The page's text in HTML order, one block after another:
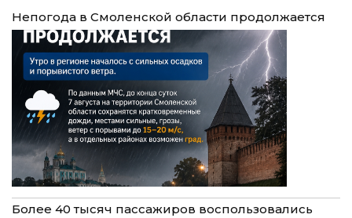
Непогода в Смоленской области продолжается
Более 40 тысяч пассажиров воспользовались